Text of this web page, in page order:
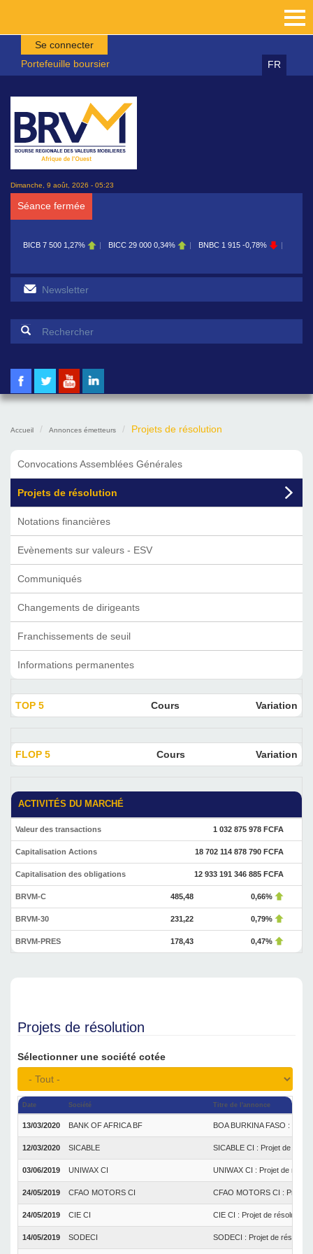
Aller au contenu principal
Se connecter
Portefeuille boursier
FR
Dimanche, 9 août, 2026 - 05:23
Séance fermée
1,27% BICC 29 000 0,34% BNBC 1 915 -0,78% BOAB 8 700
Formulaire de recherche
Accueil Annonces émetteurs Projets de résolution
Convocations Assemblées Générales
Projets de résolution
Notations financières
Evènements sur valeurs - ESV
Communiqués
Changements de dirigeants
Franchissements de seuil
Informations permanentes
TOP 5 Cours Variation
FLOP 5 Cours Variation
ACTIVITÉS DU MARCHÉ
Valeur des transactions 1 032 875 978 FCFA
Capitalisation Actions 18 702 114 878 790 FCFA
Capitalisation des obligations 12 933 191 346 885 FCFA
BRVM-C 485,48 0,66%
BRVM-30 231,22 0,79%
BRVM-PRES 178,43 0,47%
Projets de résolution
Sélectionner une société cotée
Date Société Titre de l'annonce
13/03/2020 BANK OF AFRICA BF BOA BURKINA FASO :
12/03/2020 SICABLE SICABLE CI : Projet de
03/06/2019 UNIWAX CI UNIWAX CI : Projet de
24/05/2019 CFAO MOTORS CI CFAO MOTORS CI : Projet
24/05/2019 CIE CI CIE CI : Projet de
14/05/2019 SODECI SODECI : Projet de